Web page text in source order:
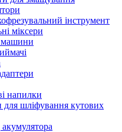
інструмент
міксери
машини
напилки
шліфування кутових
акумулятора